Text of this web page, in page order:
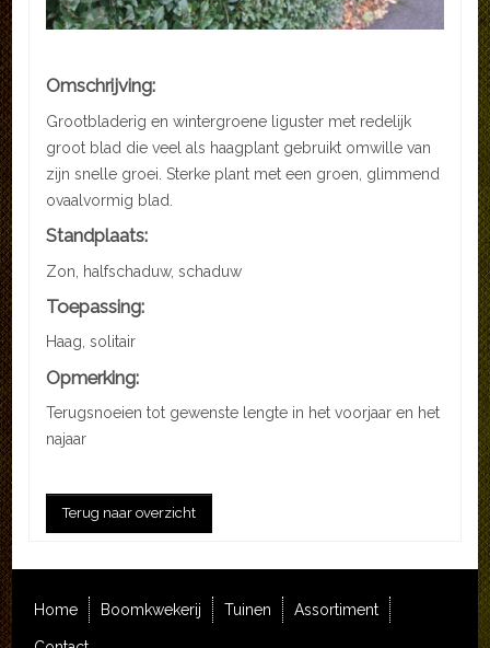
Omschrijving:
Grootbladerig en wintergroene liguster met redelijk
groot blad die veel als haagplant gebruikt omwille van
zijn snelle groei. Sterke plant met een groen, glimmend
ovaalvormig blad.
Standplaats:
Zon, halfschaduw, schaduw
Toepassing:
Haag, solitair
Opmerking:
Terugsnoeien tot gewenste lengte in het voorjaar en het
najaar
Terug naar overzicht
Home Boomkwekerij Tuinen Assortiment